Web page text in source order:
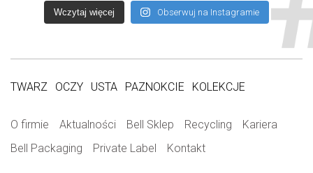
Wczytaj więcej Obserwuj na Instagramie
TWARZ OCZY USTA PAZNOKCIE KOLEKCJE
O firmie Aktualności Bell Sklep Recycling
Kariera
Bell Packaging
Private Label Kontakt